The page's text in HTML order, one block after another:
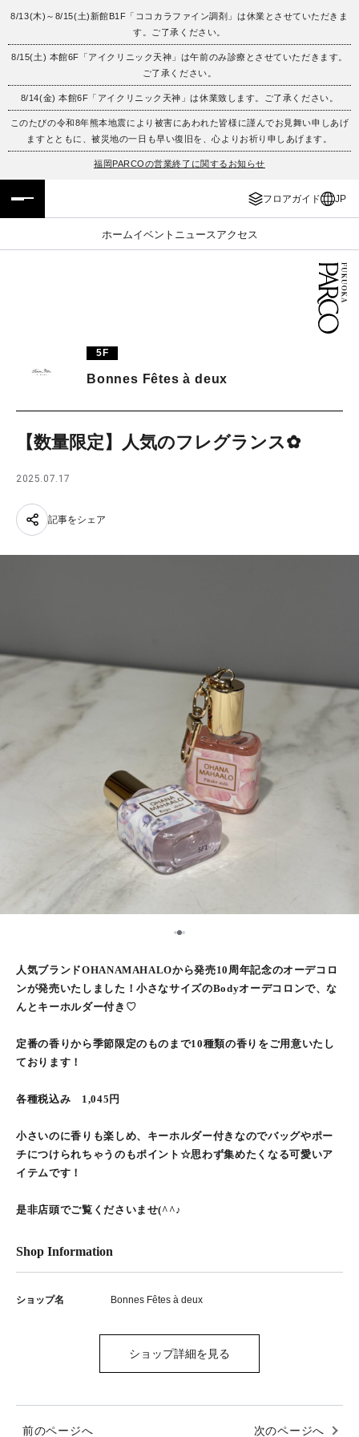
8/13(木)～8/15(土)新館B1F「ココカラファイン調剤」は休業とさせていただきま
す。ご了承ください。
8/15(土) 本館6F「アイクリニック天神」は午前のみ診療とさせていただきます。
ご了承ください。
8/14(金) 本館6F「アイクリニック天神」は休業致します。ご了承ください。
このたびの令和8年熊本地震により被害にあわれた皆様に謹んでお見舞い申しあげ
ますとともに、被災地の一日も早い復旧を、心よりお祈り申しあげます。
福岡PARCOの営業終了に関するお知らせ
フロアガイド JP
ホームイベント ニュース アクセス
フロアガイド
施設案内・アクセス
イベント・ポップアップ
レストラン・カフェ
ENGLISH
繁体字
簡体字
ภาษาไทย
5F
Bonnes Fêtes à deux
【数量限定】人気のフレグランス✿
2025.07.17
記事をシェア
12
人気ブランドOHANAMAHALOから発売10周年記念のオーデコロ
ンが発売いたしました！小さなサイズのBodyオーデコロンで、な
んとキーホルダー付き♡
定番の香りから季節限定のものまで10種類の香りをご用意いたし
ております！
各種税込み 1,045円
小さいのに香りも楽しめ、キーホルダー付きなのでバッグやポー
チにつけられちゃうのもポイント☆思わず集めたくなる可愛いア
イテムです！
是非店頭でご覧くださいませ(^^♪
Shop Information
ショップ名 Bonnes Fêtes à deux
ショップ詳細を見る
前のページへ 次のページへ